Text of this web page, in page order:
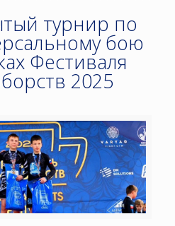
турнир по
бою
Фестиваля
2025